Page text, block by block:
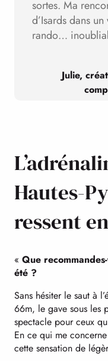
sortes. Ma
d’Isards dans
rando…
Julie,
Hautes-
ressent
« Que
été ?
Sans hésiter le saut à
66m, le gave sous les
spectacle pour ceux
En ce qui me
cette sensation de